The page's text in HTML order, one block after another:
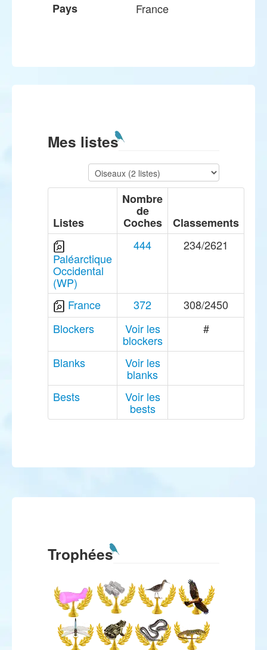
Pays
France
Mes listes
Listes
Nombre
de
Coches Classements
Paléarctique
Occidental
(WP)
444 234/2621
France 372
308/2450
Blockers
Voir les
blockers
#
Blanks Voir les
blanks
Bests
Voir les
bests
Trophées